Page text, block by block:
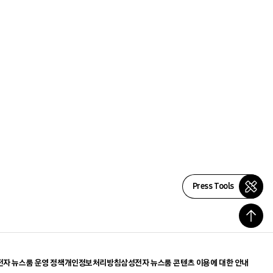
Press Tools
자 뉴스룸 운영 정책개인정보처리방침삼성전자 뉴스룸 콘텐츠 이용에 대한 안내